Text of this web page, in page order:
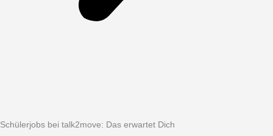
Schülerjobs bei talk2move: Das erwartet Dich